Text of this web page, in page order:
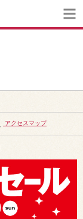
アクセスマップ